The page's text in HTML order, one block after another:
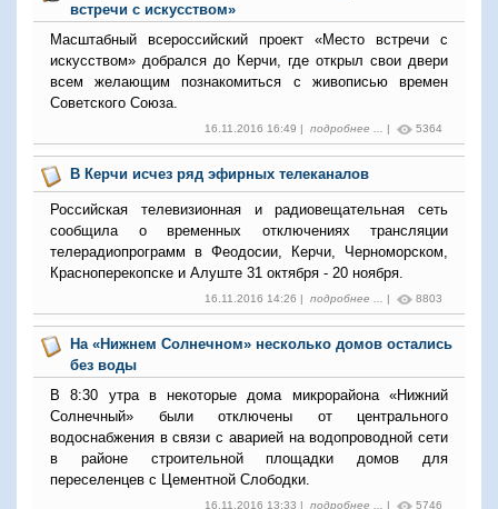
встречи с искусством»
Масштабный всероссийский проект «Место встречи с
искусством» добрался до Керчи, где открыл свои двери
всем желающим познакомиться с живописью времен
Советского Союза.
16.11.2016 16:49 | подробнее ... | 5364
В Керчи исчез ряд эфирных телеканалов
Российская телевизионная и радиовещательная сеть
сообщила о временных отключениях трансляции
телерадиопрограмм в Феодосии, Керчи, Черноморском,
Красноперекопске и Алуште 31 октября - 20 ноября.
16.11.2016 14:26 | подробнее ... | 8803
На «Нижнем Солнечном» несколько домов остались
без воды
В 8:30 утра в некоторые дома микрорайона «Нижний
Солнечный» были отключены от центрального
водоснабжения в связи с аварией на водопроводной сети
в районе строительной площадки домов для
переселенцев с Цементной Слободки.
16.11.2016 13:33 | подробнее ... | 5746